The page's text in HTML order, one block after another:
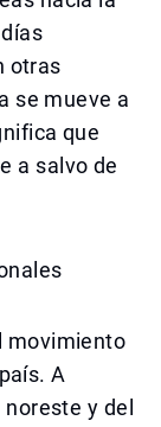
otras
se mueve a
que
a salvo de
movimiento
A
y del